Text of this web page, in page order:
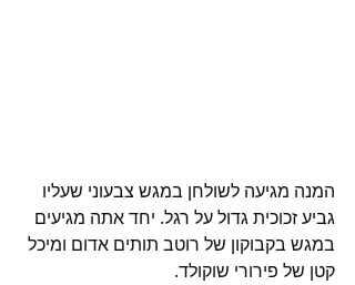
המנה מגיעה לשולחן במגש צבעוני שעליו
גביע זכוכית גדול על רגל. יחד אתה מגיעים
במגש בקבוקון של רוטב תותים אדום ומיכל
קטן של פירורי שוקולד.